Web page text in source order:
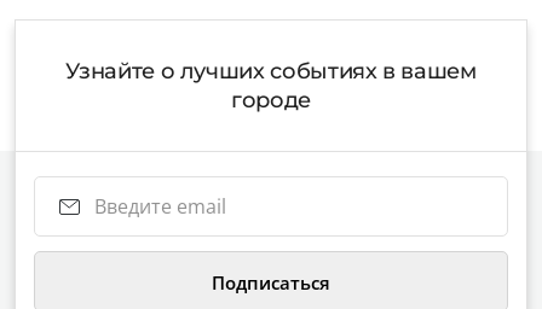
Узнайте о лучших событиях в вашем
городе